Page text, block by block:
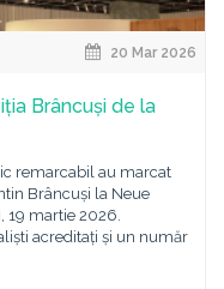
20 Mar 2026
Brâncuși de la
remarcabil au marcat
Brâncuși la Neue
19 martie 2026.
acreditați și un număr